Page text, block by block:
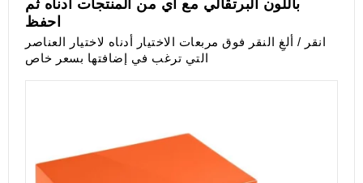
باللون البرتقالي مع أي من المنتجات أدناه ثم
احفظ
انقر / ألغِ النقر فوق مربعات الاختيار أدناه لاختيار العناصر
التي ترغب في إضافتها بسعر خاص